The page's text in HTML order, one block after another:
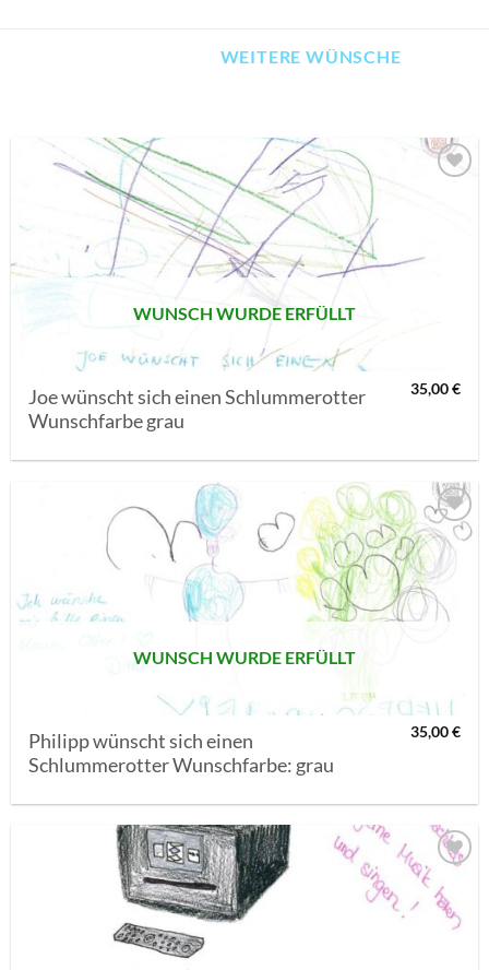
WEITERE WÜNSCHE
WUNSCH WURDE ERFÜLLT
Joe wünscht sich einen Schlummerotter
Wunschfarbe grau
35,00€
AUF MEINE
MERKLISTE
SETZEN
WUNSCH WURDE ERFÜLLT
Philipp wünscht sich einen
Schlummerotter Wunschfarbe: grau
35,00€
AUF MEINE
MERKLISTE
SETZEN